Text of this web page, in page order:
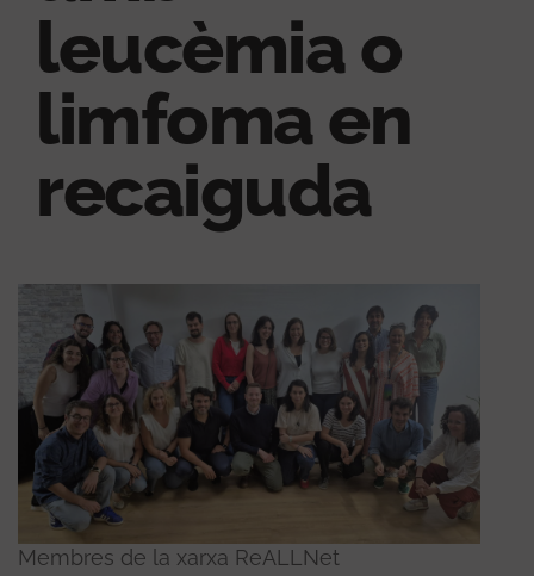
leucèmia o
limfoma en
recaiguda
Membres de la xarxa ReALLNet